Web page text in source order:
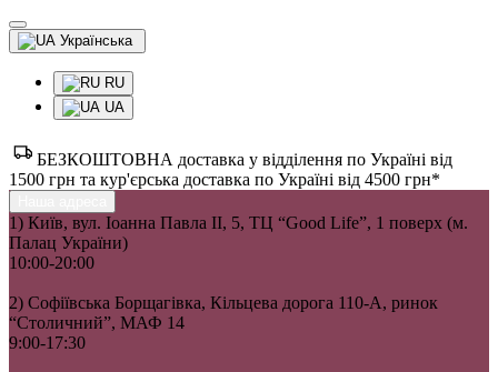
Українська
RU
UA
БЕЗКОШТОВНА доставка у відділення по Україні від
1500 грн та кур'єрська доставка по Україні від 4500 грн*
1) Київ, вул. Іоанна Павла II, 5, ТЦ “Good Life”, 1 поверх (м.
Палац України)
10:00-20:00
2) Софіївська Борщагівка, Кільцева дорога 110-А, ринок
“Столичний”, МАФ 14
9:00-17:30